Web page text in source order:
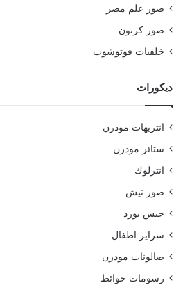
صور علم مصر
صور كرتون
خلفيات فوتوشوب
ديكورات
انتريهات مودرن
ستائر مودرن
انترلوك
صور نيش
جبس بورد
سراير اطفال
صالونات مودرن
رسومات حوائط